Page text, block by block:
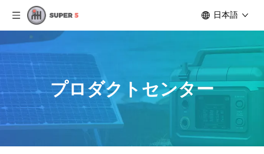
日本語
プロダクトセンター